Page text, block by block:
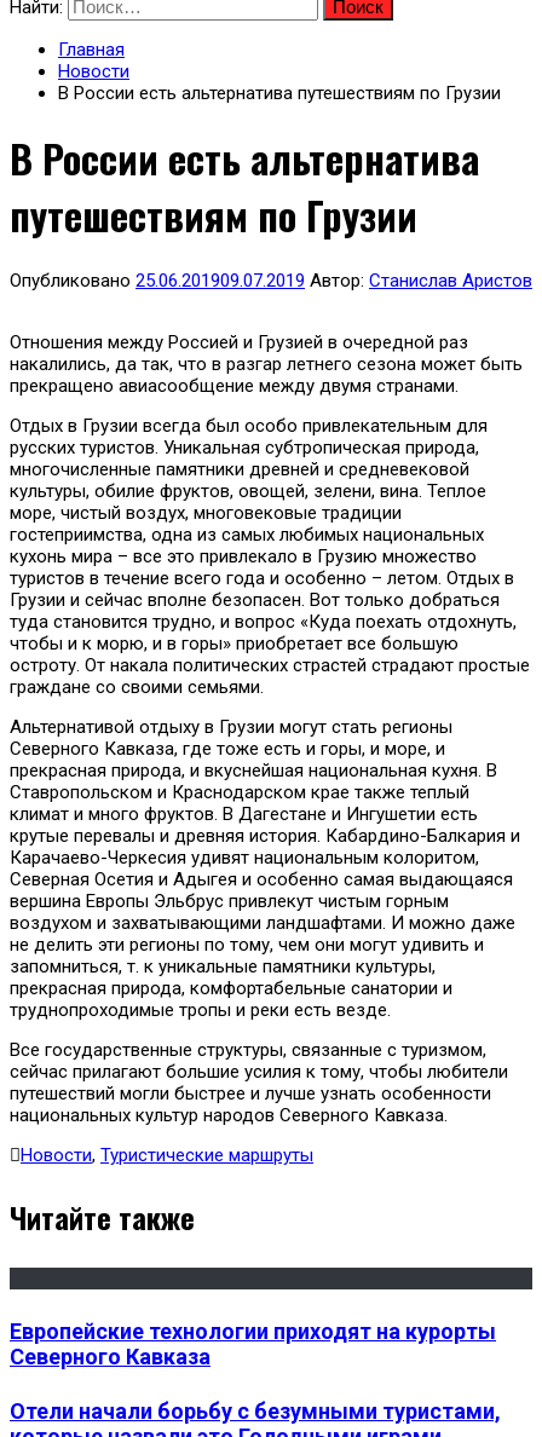
Найти:
Главная
Новости
В России есть альтернатива путешествиям по Грузии
В России есть альтернатива
путешествиям по Грузии
Опубликовано 25.06.201909.07.2019 Автор: Станислав Аристов
Отношения между Россией и Грузией в очередной раз
накалились, да так, что в разгар летнего сезона может быть
прекращено авиасообщение между двумя странами.
Отдых в Грузии всегда был особо привлекательным для
русских туристов. Уникальная субтропическая природа,
многочисленные памятники древней и средневековой
культуры, обилие фруктов, овощей, зелени, вина. Теплое
море, чистый воздух, многовековые традиции
гостеприимства, одна из самых любимых национальных
кухонь мира – все это привлекало в Грузию множество
туристов в течение всего года и особенно – летом. Отдых в
Грузии и сейчас вполне безопасен. Вот только добраться
туда становится трудно, и вопрос «Куда поехать отдохнуть,
чтобы и к морю, и в горы» приобретает все большую
остроту. От накала политических страстей страдают простые
граждане со своими семьями.
Альтернативой отдыху в Грузии могут стать регионы
Северного Кавказа, где тоже есть и горы, и море, и
прекрасная природа, и вкуснейшая национальная кухня. В
Ставропольском и Краснодарском крае также теплый
климат и много фруктов. В Дагестане и Ингушетии есть
крутые перевалы и древняя история. Кабардино-Балкария и
Карачаево-Черкесия удивят национальным колоритом,
Северная Осетия и Адыгея и особенно самая выдающаяся
вершина Европы Эльбрус привлекут чистым горным
воздухом и захватывающими ландшафтами. И можно даже
не делить эти регионы по тому, чем они могут удивить и
запомниться, т. к уникальные памятники культуры,
прекрасная природа, комфортабельные санатории и
труднопроходимые тропы и реки есть везде.
Все государственные структуры, связанные с туризмом,
сейчас прилагают большие усилия к тому, чтобы любители
путешествий могли быстрее и лучше узнать особенности
национальных культур народов Северного Кавказа.
Новости, Туристические маршруты
Читайте также
Европейские технологии приходят на курорты
Северного Кавказа
Отели начали борьбу с безумными туристами,